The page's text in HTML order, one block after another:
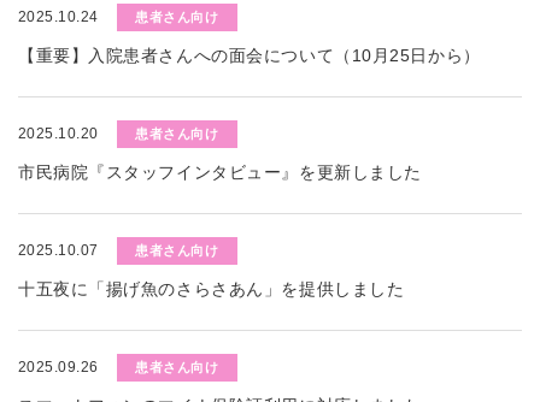
2025.10.24 患者さん向け
【重要】入院患者さんへの面会について（10月25日から）
2025.10.20 患者さん向け
市民病院『スタッフインタビュー』を更新しました
2025.10.07 患者さん向け
十五夜に「揚げ魚のさらさあん」を提供しました
2025.09.26 患者さん向け